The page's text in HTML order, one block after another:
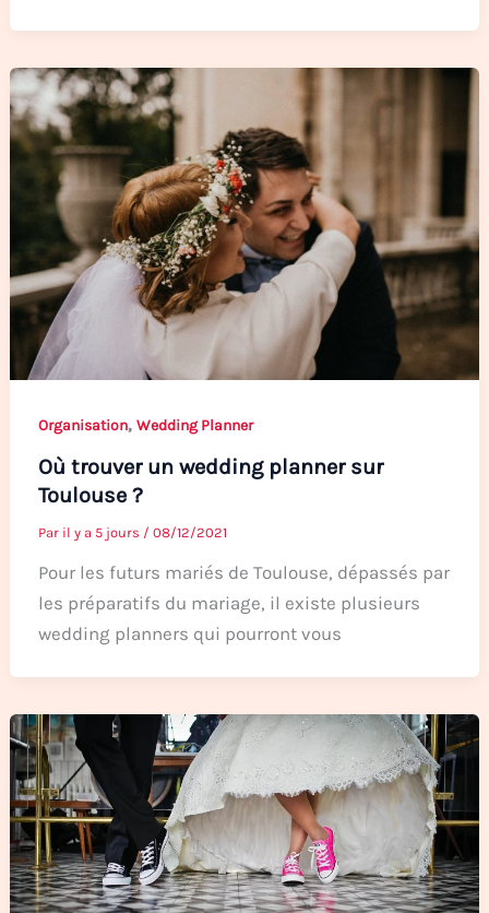
Organisation, Wedding Planner
Où trouver un wedding planner sur
Toulouse ?
Par il y a 5 jours / 08/12/2021
Pour les futurs mariés de Toulouse, dépassés par
les préparatifs du mariage, il existe plusieurs
wedding planners qui pourront vous